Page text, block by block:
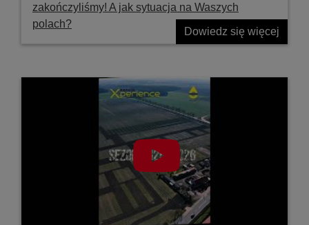
zakończyliśmy! A jak sytuacja na Waszych
polach?
Dowiedz się więcej